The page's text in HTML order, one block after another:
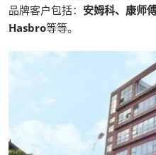
品牌客户包括： 安姆科、康师
Hasbro等等。